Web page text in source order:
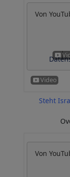
Von
Steht
Von